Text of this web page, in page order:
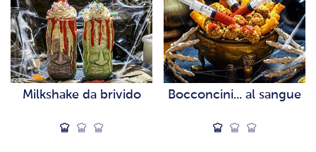
Milkshake da brivido Bocconcini... al sangue